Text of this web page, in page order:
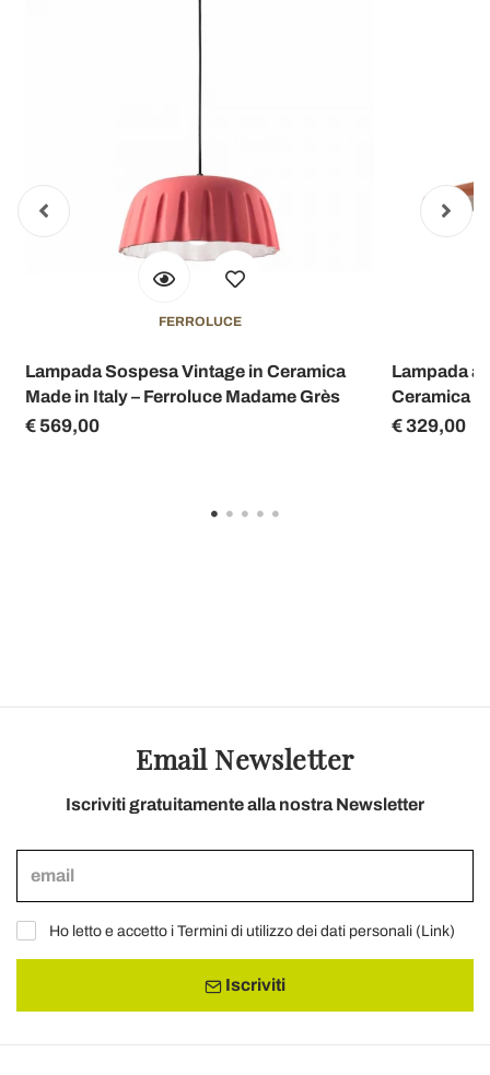
FERROLUCE
Lampada Sospesa Vintage in Ceramica
Made in Italy – Ferroluce Madame Grès
€ 569,00
Lampada a
Ceramica
€ 329,00
Email Newsletter
Iscriviti gratuitamente alla nostra Newsletter
Ho letto e accetto i Termini di utilizzo dei dati personali (Link)
Iscriviti